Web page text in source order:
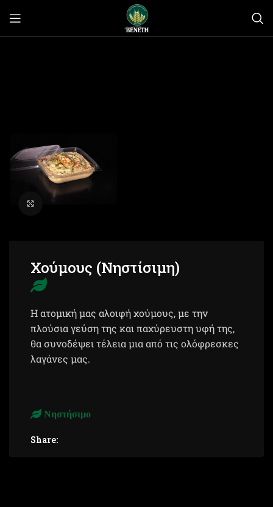
Click to enlarge
Χούμους (Νηστίσιμη)
Η ατομική μας αλοιφή χούμους, με την
πλούσια γεύση της και παχύρευστη υφή της,
θα συνοδέψει τέλεια μια από τις ολόφρεσκες
λαγάνες μας.
Νηστήσιμο
Share: